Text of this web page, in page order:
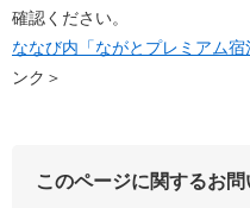
確認ください。
ななび内「ながとプレミアム
ンク＞
このページに関するお